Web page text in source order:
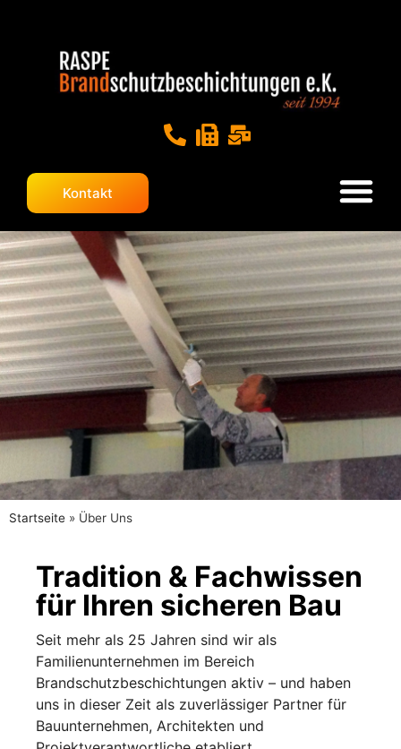
Kontakt
dein Profi-Partner seit
über 30 Jahren
Startseite » Über Uns
Tradition & Fachwissen
für Ihren sicheren Bau
Seit mehr als 25 Jahren sind wir als
Familienunternehmen im Bereich
Brandschutzbeschichtungen aktiv – und haben
uns in dieser Zeit als zuverlässiger Partner für
Bauunternehmen, Architekten und